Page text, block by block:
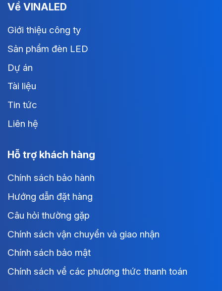
Về VINALED
Giới thiệu công ty
Sản phẩm đèn LED
Dự án
Tài liệu
Tin tức
Liên hệ
Hỗ trợ khách hàng
Chính sách bảo hành
Hướng dẫn đặt hàng
Câu hỏi thường gặp
Chính sách vận chuyển và giao nhận
Chính sách bảo mật
Chính sách về các phương thức thanh toán